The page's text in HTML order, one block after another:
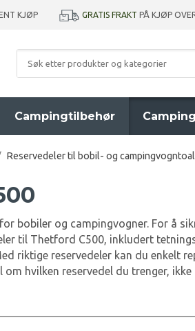
KJØP GRATIS FRAKT PÅ KJØP
Campingtilbehør
Reservedeler til bobil- og
bobiler og campingvogner. For å
til Thetford C500, inkludert
riktige reservedeler kan du
hvilken reservedel du trenger,